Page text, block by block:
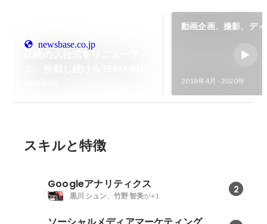
newsbase.co.jp
動画企画、撮影、デ
2018年4月 -2020年
スキルと特徴
Googleアナリティクス 2
黒川 シュン、 竹野 智美が+1